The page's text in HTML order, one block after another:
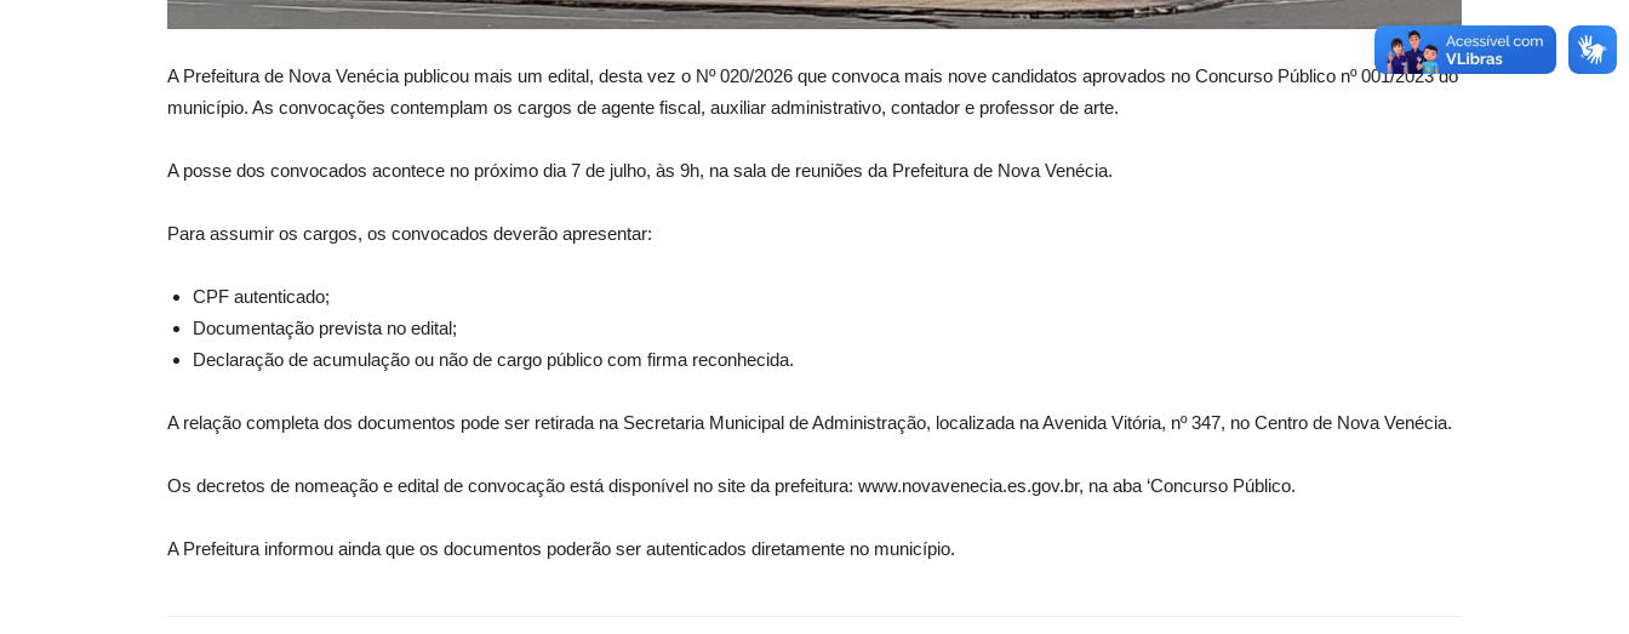
A Prefeitura de Nova Venécia publicou mais um edital, desta vez o Nº 020/2026 que convoca mais nove candidatos aprovados no Concurso Público nº 001/2023 do
município. As convocações contemplam os cargos de agente fiscal, auxiliar administrativo, contador e professor de arte.
A posse dos convocados acontece no próximo dia 7 de julho, às 9h, na sala de reuniões da Prefeitura de Nova Venécia.
Para assumir os cargos, os convocados deverão apresentar:
CPF autenticado;
Documentação prevista no edital;
Declaração de acumulação ou não de cargo público com firma reconhecida.
A relação completa dos documentos pode ser retirada na Secretaria Municipal de Administração, localizada na Avenida Vitória, nº 347, no Centro de Nova Venécia.
Os decretos de nomeação e edital de convocação está disponível no site da prefeitura: www.novavenecia.es.gov.br, na aba ‘Concurso Público.
A Prefeitura informou ainda que os documentos poderão ser autenticados diretamente no município.